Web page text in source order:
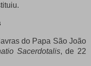
do Papa São João
Sacerdotalis, de 22